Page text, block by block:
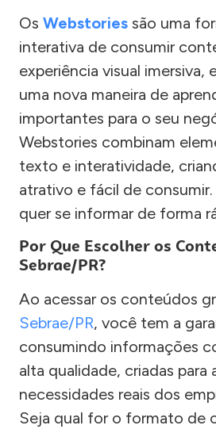
Os Webstories são uma
interativa de consumir
experiência visual imersiva,
uma nova maneira de
importantes para o seu
Webstories combinam
texto e interatividade,
atrativo e fácil de consumir.
quer se informar de forma
Por Que Escolher os
Sebrae/PR?
Ao acessar os conteúdos
Sebrae/PR, você tem a
consumindo informações
alta qualidade, criadas para
necessidades reais dos
Seja qual for o formato de